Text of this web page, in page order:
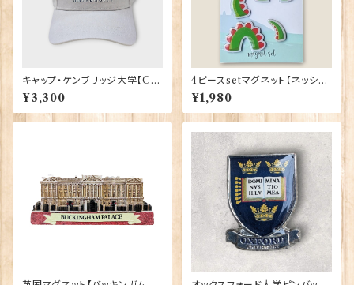
キャップ・ケンブリッジ大学【Ca
mbridge Univ.】00215
¥3,300
4ピースsetマグネット【ネッシ
ー】 Eurostick 90407-Nes
sie
¥1,980